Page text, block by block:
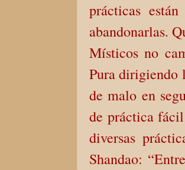
prácticas
abandonarlas.
Místicos no
Pura dirigiendo
de malo en
de práctica
diversas
Shandao: